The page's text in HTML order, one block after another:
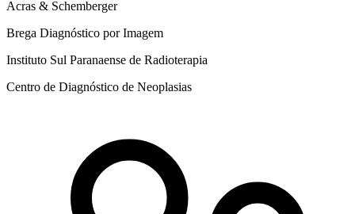
Acras & Schemberger
Brega Diagnóstico por Imagem
Instituto Sul Paranaense de Radioterapia
Centro de Diagnóstico de Neoplasias